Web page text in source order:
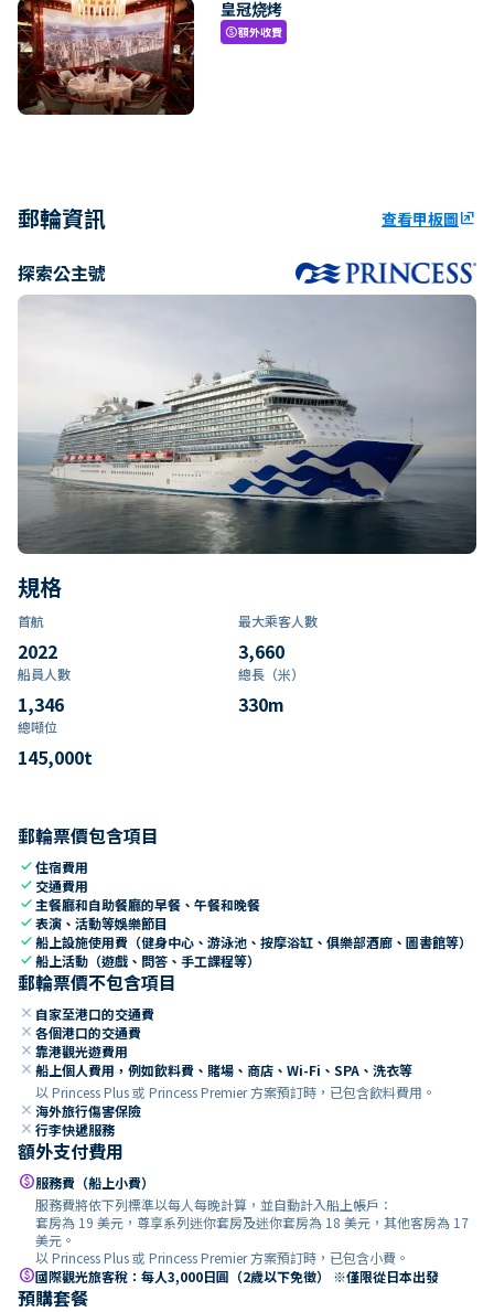
皇冠烧烤
paid額外收費
郵輪資訊 查看甲板圖ungroup
探索公主號
規格
首航
2022
最大乘客人數
3,660
船員人數
1,346
總長（米）
330m
總噸位
145,000t
郵輪票價包含項目
check住宿費用
check 交通費用
check 主餐廳和自助餐廳的早餐、午餐和晚餐
check表演、活動等娛樂節目
check船上設施使用費（健身中心、游泳池、按摩浴缸、俱樂部酒廊、圖書館等）
check船上活動（遊戲、問答、手工課程等）
郵輪票價不包含項目
close 自家至港口的交通費
close 各個港口的交通費
close 靠港觀光遊費用
close 船上個人費用，例如飲料費、賭場、商店、Wi-Fi、SPA、洗衣等
以 Princess Plus 或 Princess Premier 方案預訂時，已包含飲料費用。
close 海外旅行傷害保險
close 行李快遞服務
額外支付費用
paid服務費（船上小費）
服務費將依下列標準以每人每晚計算，並自動計入船上帳戶：
套房為 19 美元，尊享系列迷你套房及迷你套房為 18 美元，其他客房為 17
美元。
以 Princess Plus 或 Princess Premier 方案預訂時，已包含小費。
paid國際觀光旅客稅：每人3,000日圓（2歲以下免徵） ※僅限從日本出發
預購套餐